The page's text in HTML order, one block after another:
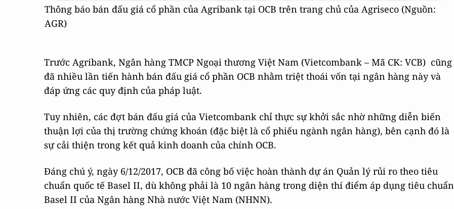
Thông báo bán đấu giá cổ phần của Agribank tại OCB trên trang chủ của Agriseco (Nguồn:
AGR)
Trước Agribank, Ngân hàng TMCP Ngoại thương Việt Nam (Vietcombank – Mã CK: VCB) cũng
đã nhiều lần tiến hành bán đấu giá cổ phần OCB nhằm triệt thoái vốn tại ngân hàng này và
đáp ứng các quy định của pháp luật.
Tuy nhiên, các đợt bán đấu giá của Vietcombank chỉ thực sự khởi sắc nhờ những diễn biến
thuận lợi của thị trường chứng khoán (đặc biệt là cổ phiếu ngành ngân hàng), bên cạnh đó là
sự cải thiện trong kết quả kinh doanh của chính OCB.
Đáng chú ý, ngày 6/12/2017, OCB đã công bố việc hoàn thành dự án Quản lý rủi ro theo tiêu
chuẩn quốc tế Basel II, dù không phải là 10 ngân hàng trong diện thí điểm áp dụng tiêu chuẩn
Basel II của Ngân hàng Nhà nước Việt Nam (NHNN).